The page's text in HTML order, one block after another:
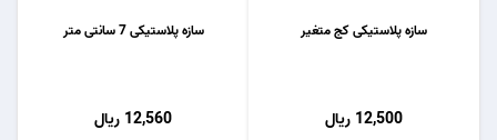
سازه پلاستیکی 7 سانتی متر
12,560 ریال
سازه پلاستیکی کج متغیر
12,500 ریال